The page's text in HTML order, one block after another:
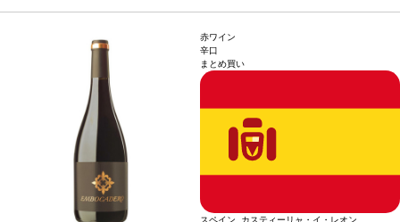
赤ワイン
辛口
まとめ買い
スペイン カスティーリャ・イ・レオン